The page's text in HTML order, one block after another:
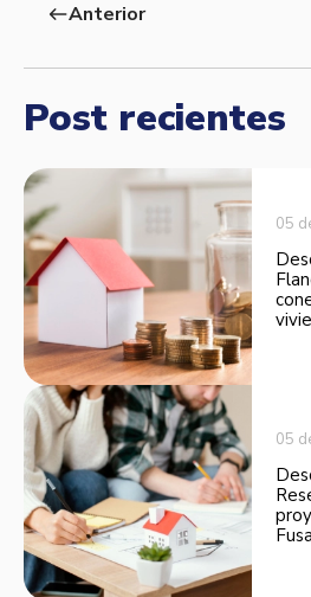
westAnterior
Post recientes
05
05